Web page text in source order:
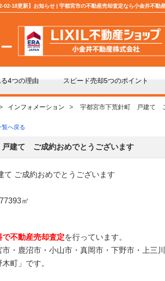
18更新】お知らせ | 宇都宮市の不動産売却査定なら小金井不動
4つの理由 スピード売却5つのポイント
「仲介」と「買取」の違い
仲介手数料について
売却の不動産会社選び
インフォメーション 宇都宮市下荒針町 戸建て
覧へ戻る
建て ご成約おめでとうございます
て ご成約おめでとうございます
㎡
で不動産売却査定を行っています。
・鹿沼市・小山市・真岡市・下野市・上三
町」です。